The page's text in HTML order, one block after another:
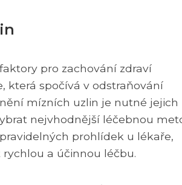
pro zachování zdraví
která spočívá v odstraňování
mízních uzlin je nutné jejich
nejvhodnější léčebnou
prohlídek u lékaře,
a účinnou léčbu.